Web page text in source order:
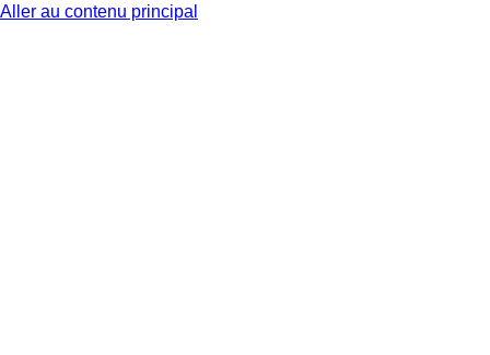
Aller au contenu principal